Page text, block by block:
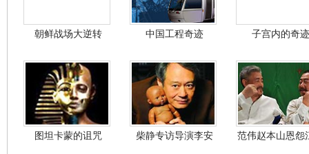
朝鲜战场大逆转 中国工程奇迹 子宫内的奇迹
图坦卡蒙的诅咒 柴静专访导演李安 范伟赵本山恩怨